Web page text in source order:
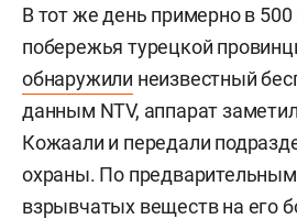
В тот же день примерно в
побережья турецкой
обнаружили неизвестный
данным NTV, аппарат
Кожаали и передали
охраны. По
взрывчатых веществ на его